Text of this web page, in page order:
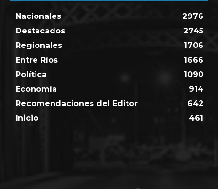
Nacionales
2976
Destacados
2745
Regionales
1706
Entre Ríos
1666
Política
1090
Economía
914
Recomendaciones del Editor
642
Inicio
461